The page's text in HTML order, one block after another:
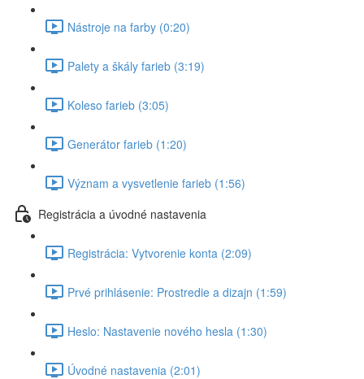
Nástroje na farby (0:20)
Palety a škály farieb (3:19)
Koleso farieb (3:05)
Generátor farieb (1:20)
Význam a vysvetlenie farieb (1:56)
Registrácia a úvodné nastavenia
Registrácia: Vytvorenie konta (2:09)
Prvé prihlásenie: Prostredie a dizajn (1:59)
Heslo: Nastavenie nového hesla (1:30)
Úvodné nastavenia (2:01)